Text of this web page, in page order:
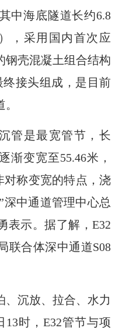
中海底隧道长约6.8
，采用国内首次应
钢壳混凝土组合结构
接头组成，是目前
是最宽管节，长
渐变宽至55.46米，
对称变宽的特点，浇
深中通道管理中心总
表示。据了解，E32
联合体深中通道S08
沉放、拉合、水力
13时，E32管节与项